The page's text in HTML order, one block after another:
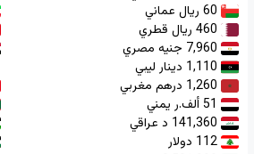
112 دولار